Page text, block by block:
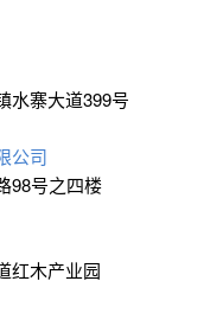
水寨大道399号
公司
98号之四楼
红木产业园